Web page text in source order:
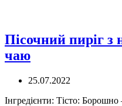
Пісочний пиріг
чаю
25.07.2022
Інгредієнти: Тісто: